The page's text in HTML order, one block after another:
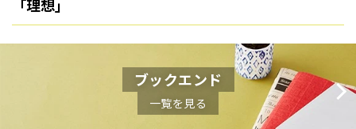
「理想」
ブックエンド
一覧を見る